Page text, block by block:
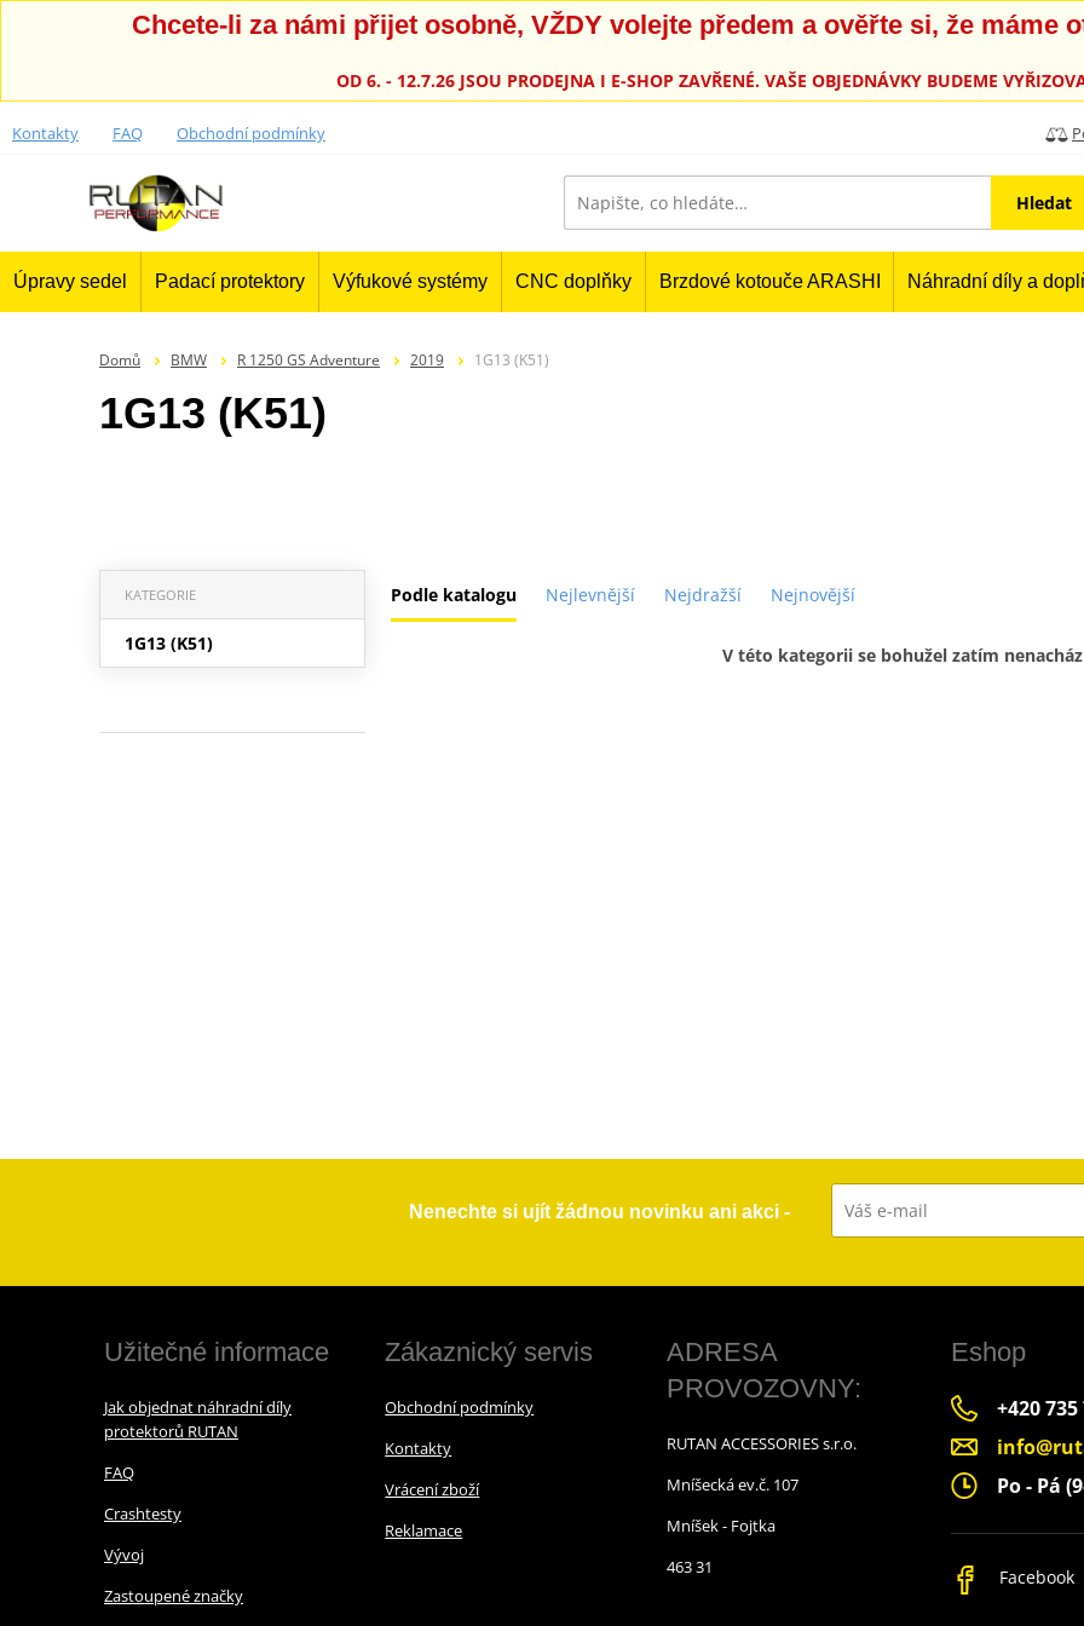
Chcete-li za námi přijet osobně, VŽDY volejte předem a ověřte si, že máme
OD 6. - 12.7.26 JSOU PRODEJNA I E-SHOP ZAVŘENÉ. VAŠE OBJEDNÁVKY BUDEME
Kontakty FAQ Obchodní podmínky
Hledat
Úpravy sedel Padací protektory Výfukové systémy CNC doplňky Brzdové kotouče ARASHI Náhradní díly a
Domů BMW R 1250 GS Adventure 2019 1G13 (K51)
1G13 (K51)
Podle katalogu Nejlevnější Nejdražší Nejnovější
KATEGORIE
1G13 (K51)
V této kategorii se bohužel zatím
Nenechte si ujít žádnou novinku ani akci -
Užitečné informace
Jak objednat náhradní díly
protektorů RUTAN
FAQ
Crashtesty
Vývoj
Zastoupené značky
Zákaznický servis
Obchodní podmínky
Kontakty
Vrácení zboží
Reklamace
ADRESA
PROVOZOVNY:
RUTAN ACCESSORIES s.r.o.
Mníšecká ev.č. 107
Mníšek - Fojtka
463 31
Eshop
+420 735
Po - Pá
Facebook